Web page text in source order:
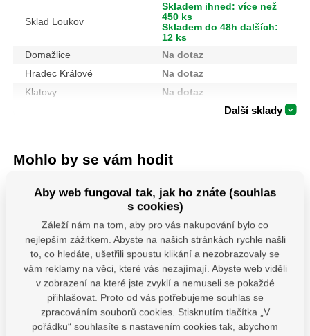
Sklad Loukov
Skladem ihned: více než
450 ks
Skladem do 48h dalších:
12 ks
Domažlice
Na dotaz
Hradec Králové
Na dotaz
Klatovy
Na dotaz
Další sklady
Mohlo by se vám hodit
106901-Kotouče
řezné na kov, 5ks,
115x1,0x22,2mm
Řezné a brusné
4740930 Sada
Šroubováků 7ks
Profesionální sada
PSS 80 (
Patka
Patka
Aby web fungoval tak, jak ho znáte (souhlas
s cookies)
Záleží nám na tom, aby pro vás nakupování bylo co
nejlepším zážitkem. Abyste na našich stránkách rychle našli
to, co hledáte, ušetřili spoustu klikání a nezobrazovaly se
vám reklamy na věci, které vás nezajímají. Abyste web viděli
v zobrazení na které jste zvyklí a nemuseli se pokaždé
přihlašovat. Proto od vás potřebujeme souhlas se
zpracováním souborů cookies. Stisknutím tlačítka „V
pořádku“ souhlasíte s nastavením cookies tak, abychom